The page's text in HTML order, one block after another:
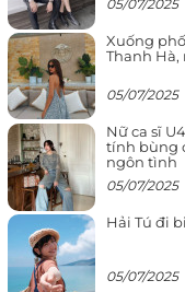
05/07/2025
Xuống
Thanh Hà,
05/07/2025
Nữ ca sĩ
tính bùng
ngôn tình
05/07/2025
Hải Tú đi
05/07/2025